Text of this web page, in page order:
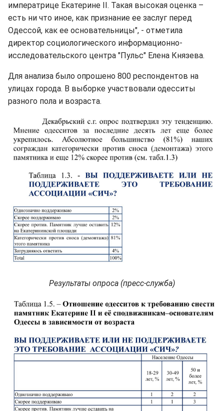
императрице Екатерине II. Такая высокая оценка –
есть ни что иное, как признание ее заслуг перед
Одессой, как ее основательницы", - отметила
директор социологического информационно-
исследовательского центра "Пульс" Елена Князева.
Для анализа было опрошено 800 респондентов на
улицах города. В выборке участвовали одесситы
разного пола и возраста.
Результаты опроса (пресс-служба)